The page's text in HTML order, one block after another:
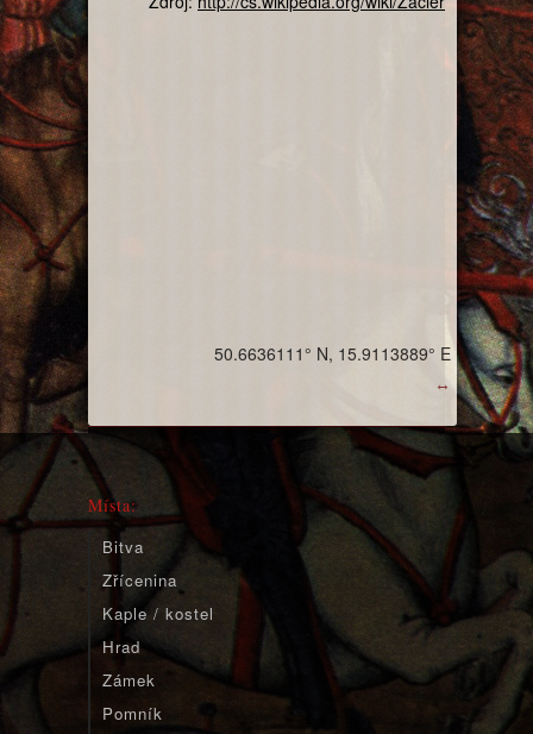
↔
50.6636111° N, 15.9113889° E
Místa:
Bitva
Zřícenina
Kaple / kostel
Hrad
Zámek
Pomník